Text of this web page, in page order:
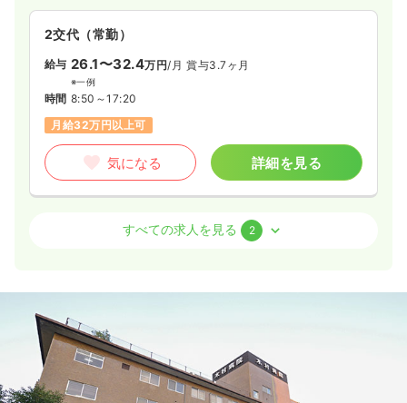
2交代（常勤）
給与 26.1〜32.4万円/月 賞与3.7ヶ月
※一例
時間 8:50～17:20
月給32万円以上可
気になる 詳細を見る
※経験8年の例
時間 8:30～17:00
月給32万円以上可
気になる 詳細を見る
すべての求人を見る 2